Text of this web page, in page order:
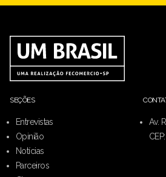
SEÇÕES
Entrevistas
Opinião
Notícias
Parceiros
Av.